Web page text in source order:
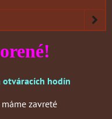
hodín
zavreté